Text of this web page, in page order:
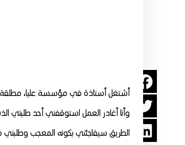
أشتغل أستاذة في مؤسسة عليا،
وأنا أغادر العمل استوقفني أحد طلبتي
الطريق سيفاجئني بكونه المعجب